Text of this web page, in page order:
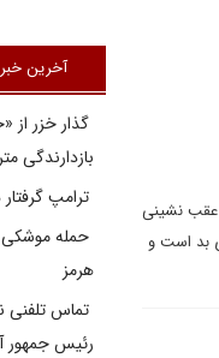
عقب نشینی
بد است و
آخرین
گذار خزر از
بازدارندگی
ترامپ
حمله موشکی
هرمز
تماس تلفنی
رئیس جمهور